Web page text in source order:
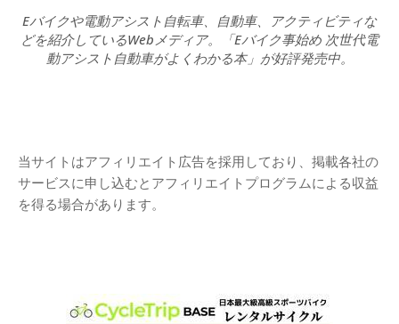
Eバイクや電動アシスト自転車、自動車、アクティビティな
どを紹介しているWebメディア。「Eバイク事始め 次世代電
動アシスト自動車がよくわかる本」が好評発売中。
当サイトはアフィリエイト広告を採用しており、掲載各社の
サービスに申し込むとアフィリエイトプログラムによる収益
を得る場合があります。